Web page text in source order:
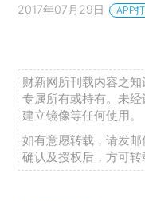
2017年07月29日 APP
财新网所刊载内容之
专属所有或持有。未
建立镜像等任何使用。
如有意愿转载，请发邮
确认及授权后，方可转